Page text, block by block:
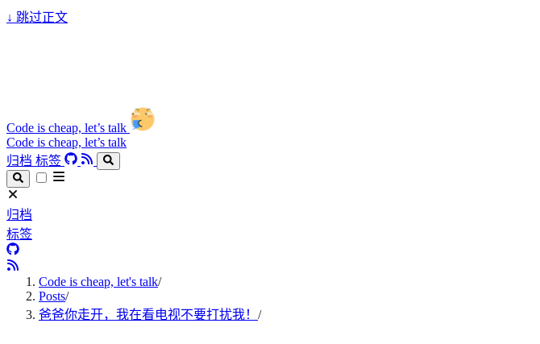
↓ 跳过正文
Code is cheap, let’s talk
Code is cheap, let’s talk
归档 标签
归档
标签
Code is cheap, let's talk/
Posts/
爸爸你走开，我在看电视不要打扰我！ /